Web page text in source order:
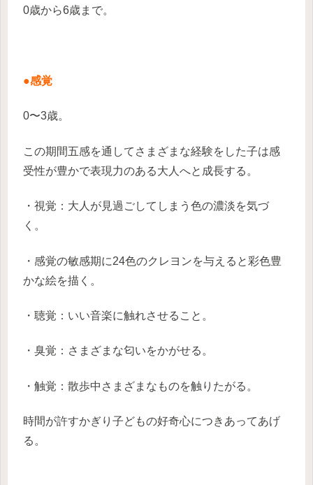
0歳から6歳まで。
●感覚
0〜3歳。
この期間五感を通してさまざまな経験をした子は感
受性が豊かで表現力のある大人へと成長する。
・視覚：大人が見過ごしてしまう色の濃淡を気づ
く。
・感覚の敏感期に24色のクレヨンを与えると彩色豊
かな絵を描く。
・聴覚：いい音楽に触れさせること。
・臭覚：さまざまな匂いをかがせる。
・触覚：散歩中さまざまなものを触りたがる。
時間が許すかぎり子どもの好奇心につきあってあげ
る。